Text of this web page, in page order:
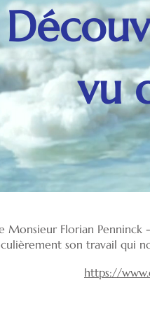
vu
Monsieur Florian
son travail qui
https://